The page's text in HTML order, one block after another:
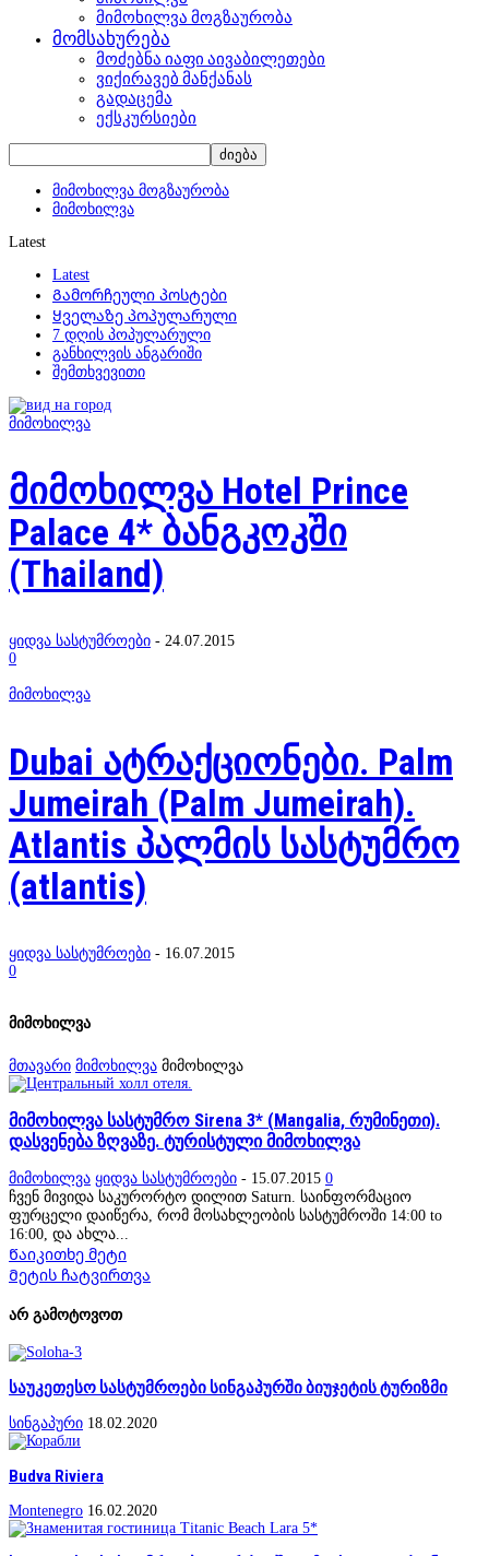
მიმოხილვა მოგზაურობა
მომსახურება
მოძებნა იაფი აივაბილეთები
ვიქირავებ მანქანას
გადაცემა
ექსკურსიები
მიმოხილვა მოგზაურობა
მიმოხილვა
Latest
Latest
Გამორჩეული პოსტები
Ყველაზე პოპულარული
7 დღის პოპულარული
განხილვის ანგარიში
შემთხვევითი
მიმოხილვა
მიმოხილვა Hotel Prince
Palace 4* ბანგკოკში
(Thailand)
ყიდვა სასტუმროები - 24.07.2015
0
მიმოხილვა
Dubai ატრაქციონები. Palm
Jumeirah (Palm Jumeirah).
Atlantis პალმის სასტუმრო
(atlantis)
ყიდვა სასტუმროები - 16.07.2015
0
მიმოხილვა
მთავარი მიმოხილვა მიმოხილვა
მიმოხილვა სასტუმრო Sirena 3* (Mangalia, რუმინეთი).
დასვენება ზღვაზე. ტურისტული მიმოხილვა
მიმოხილვა ყიდვა სასტუმროები - 15.07.2015 0
ჩვენ მივიდა საკურორტო დილით Saturn. საინფორმაციო
ფურცელი დაიწერა, რომ მოსახლეობის სასტუმროში 14:00 to
16:00, და ახლა...
Წაიკითხე მეტი
Მეტის ჩატვირთვა
არ გამოტოვოთ
საუკეთესო სასტუმროები სინგაპურში ბიუჯეტის ტურიზმი
სინგაპური 18.02.2020
Budva Riviera
Montenegro 16.02.2020